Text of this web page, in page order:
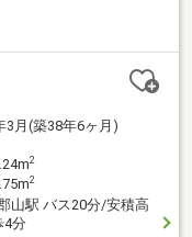
3月(築38年6ヶ月)
2
2
山駅 バス20分/安積高
4分